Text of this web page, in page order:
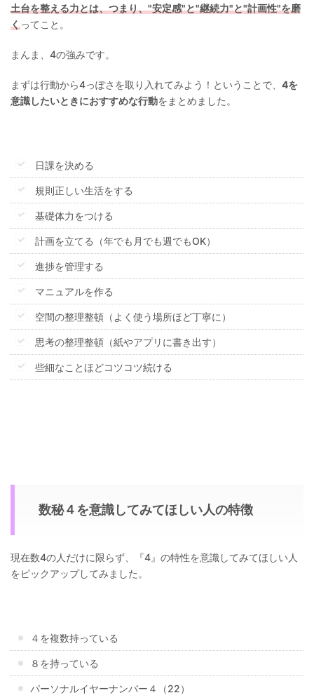
土台を整える力とは、つまり、"安定感"と"継続力"と"計画性"を磨
くってこと。
まんま、4の強みです。
まずは行動から4っぽさを取り入れてみよう！ということで、 4を
意識したいときにおすすめな行動をまとめました。
日課を決める
規則正しい生活をする
基礎体力をつける
計画を立てる（年でも月でも週でもOK）
進捗を管理する
マニュアルを作る
空間の整理整頓（よく使う場所ほど丁寧に）
思考の整理整頓（紙やアプリに書き出す）
些細なことほどコツコツ続ける
数秘４を意識してみてほしい人の特徴
現在数4の人だけに限らず、『4』の特性を意識してみてほしい人
をピックアップしてみました。
４を複数持っている
８を持っている
パーソナルイヤーナンバー４（22）